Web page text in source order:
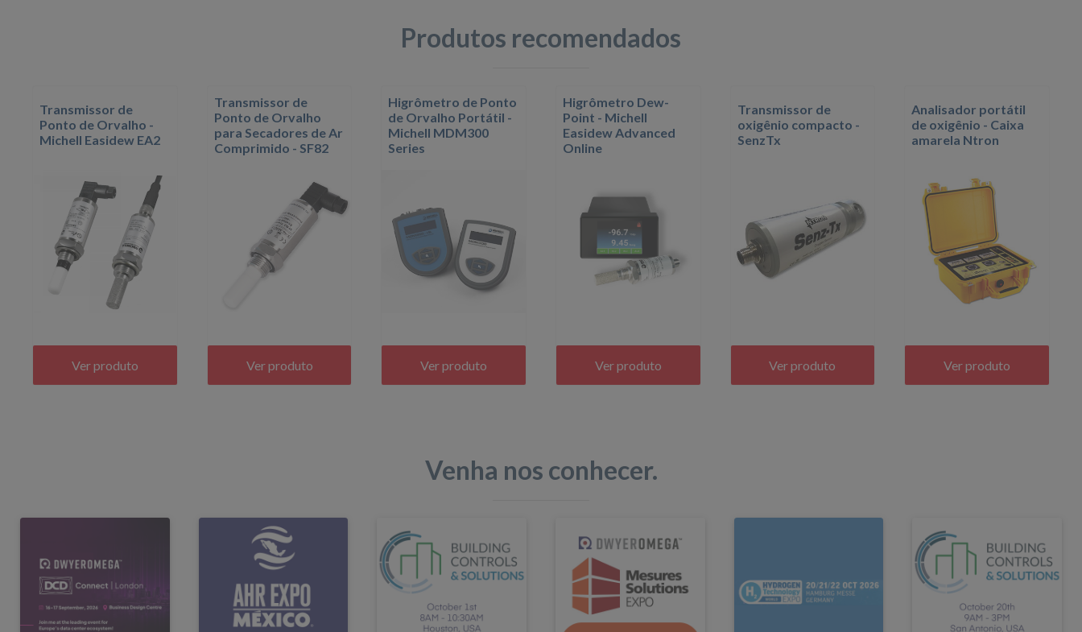
Produtos recomendados
Transmissor de
Ponto de Orvalho -
Michell Easidew EA2
Ver produto
Transmissor de
Ponto de Orvalho
para Secadores de Ar
Comprimido - SF82
Ver produto
Higrômetro de Ponto
de Orvalho Portátil -
Michell MDM300
Series
Ver produto
Higrômetro Dew-
Point - Michell
Easidew Advanced
Online
Ver produto
Transmissor de
oxigênio compacto -
SenzTx
Ver produto
Analisador portátil
de oxigênio - Caixa
amarela Ntron
Ver produto
Venha nos conhecer.